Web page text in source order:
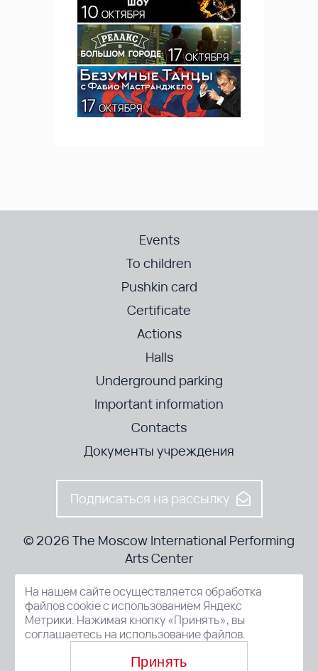
Events
To children
Pushkin card
Certificate
Actions
Halls
Underground parking
Important information
Contacts
Документы учреждения
Подписаться на рассылку
© 2026 The Moscow International Performing
Arts Center
52-8, Kosmodamianskaya nab., Moscow, 115054, Russia
На нашем сайте осуществляется обработка
файлов cookie с использованием Яндекс
Метрики. Нажимая кнопку «Принять», вы
соглашаетесь на использование файлов.
Принять